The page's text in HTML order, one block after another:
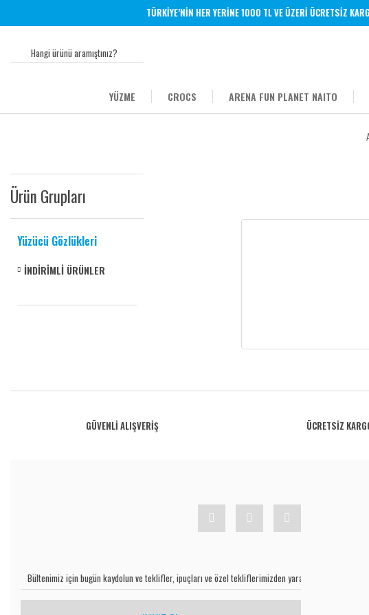
TÜRKİYE’NİN HER YERİNE 1000 TL VE ÜZERİ ÜCRETSİZ
YÜZME CROCS ARENA FUN PLANET NAITO
Ürün Grupları
Yüzücü Gözlükleri
İNDİRİMLİ ÜRÜNLER
GÜVENLİ ALIŞVERİŞ ÜCRETSİZ